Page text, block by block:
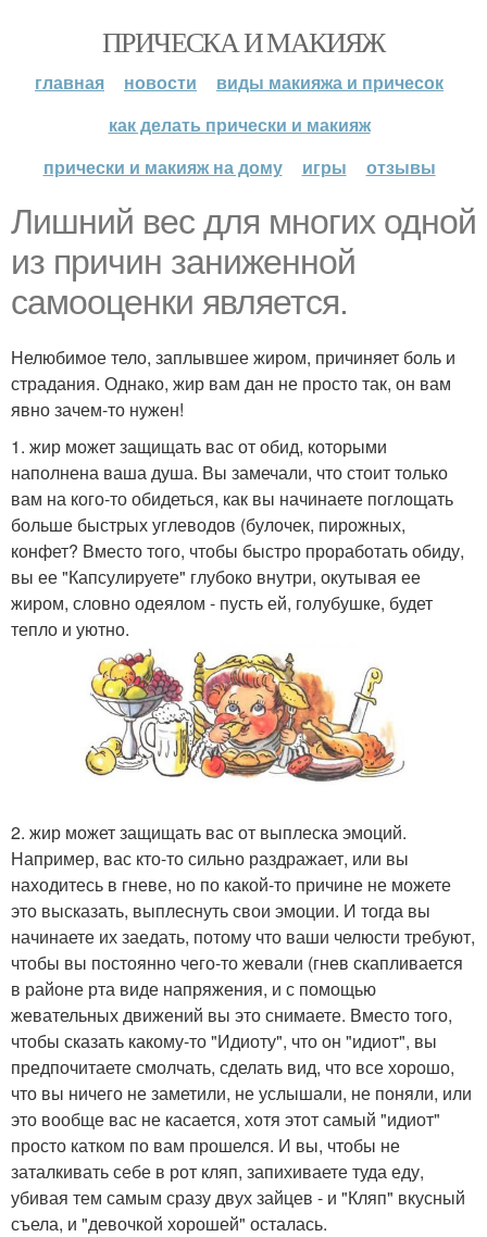
ПРИЧЕСКА И МАКИЯЖ
главная новости
виды макияжа и причесок
как делать прически и макияж
прически и макияж на дому
игры отзывы
Лишний вес для многих одной
из причин заниженной
самооценки является.
Нелюбимое тело, заплывшее жиром, причиняет боль и
страдания. Однако, жир вам дан не просто так, он вам
явно зачем-то нужен!
1. жир может защищать вас от обид, которыми
наполнена ваша душа. Вы замечали, что стоит только
вам на кого-то обидеться, как вы начинаете поглощать
больше быстрых углеводов (булочек, пирожных,
конфет? Вместо того, чтобы быстро проработать обиду,
вы ее "Капсулируете" глубоко внутри, окутывая ее
жиром, словно одеялом - пусть ей, голубушке, будет
тепло и уютно.
2. жир может защищать вас от выплеска эмоций.
Например, вас кто-то сильно раздражает, или вы
находитесь в гневе, но по какой-то причине не можете
это высказать, выплеснуть свои эмоции. И тогда вы
начинаете их заедать, потому что ваши челюсти требуют,
чтобы вы постоянно чего-то жевали (гнев скапливается
в районе рта виде напряжения, и с помощью
жевательных движений вы это снимаете. Вместо того,
чтобы сказать какому-то "Идиоту", что он "идиот", вы
предпочитаете смолчать, сделать вид, что все хорошо,
что вы ничего не заметили, не услышали, не поняли, или
это вообще вас не касается, хотя этот самый "идиот"
просто катком по вам прошелся. И вы, чтобы не
заталкивать себе в рот кляп, запихиваете туда еду,
убивая тем самым сразу двух зайцев - и "Кляп" вкусный
съела, и "девочкой хорошей" осталась.